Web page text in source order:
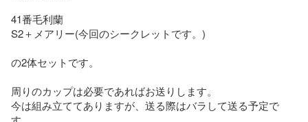
41番毛利蘭
S2＋メアリー(今回のシークレットです。)
の2体セットです。
周りのカップは必要であればお送りします。
今は組み立ててありますが、送る際はバラして送る予定で